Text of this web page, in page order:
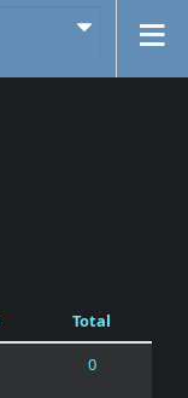
Total
0